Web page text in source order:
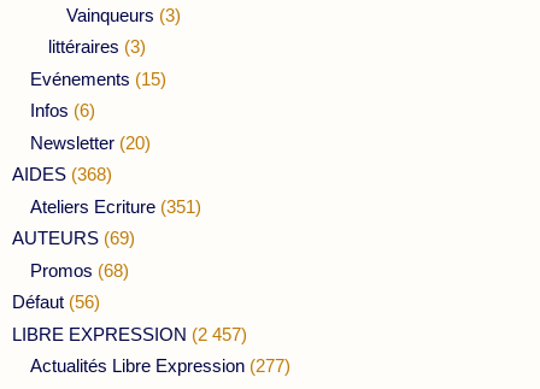
Vainqueurs (3)
littéraires (3)
Evénements (15)
Infos (6)
Newsletter (20)
AIDES (368)
Ateliers Ecriture (351)
AUTEURS (69)
Promos (68)
Défaut (56)
LIBRE EXPRESSION (2 457)
Actualités Libre Expression (277)